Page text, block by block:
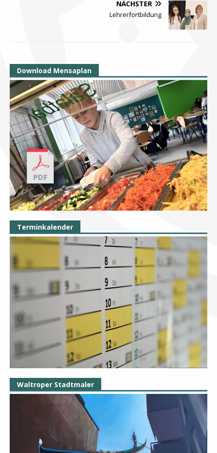
NÄCHSTER
Lehrerfortbildung
Download Mensaplan
Terminkalender
Waltroper Stadtmaler